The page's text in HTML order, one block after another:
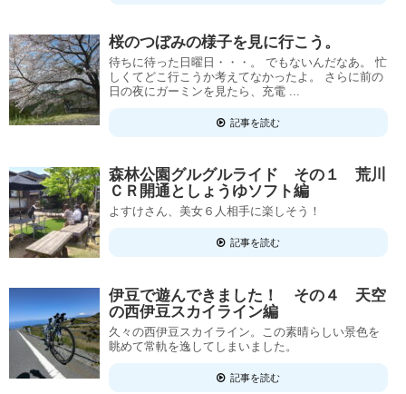
桜のつぼみの様子を見に行こう。
待ちに待った日曜日・・・。 でもないんだなあ。 忙
しくてどこ行こうか考えてなかったよ。 さらに前の
日の夜にガーミンを見たら、充電 ...
記事を読む
森林公園グルグルライド その１ 荒川
ＣＲ開通としょうゆソフト編
よすけさん、美女６人相手に楽しそう！
記事を読む
伊豆で遊んできました！ その４ 天空
の西伊豆スカイライン編
久々の西伊豆スカイライン。この素晴らしい景色を
眺めて常軌を逸してしまいました。
記事を読む